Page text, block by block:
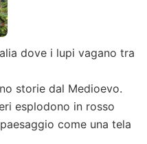
dove i lupi vagano tra
storie dal Medioevo.
esplodono in rosso
come una tela